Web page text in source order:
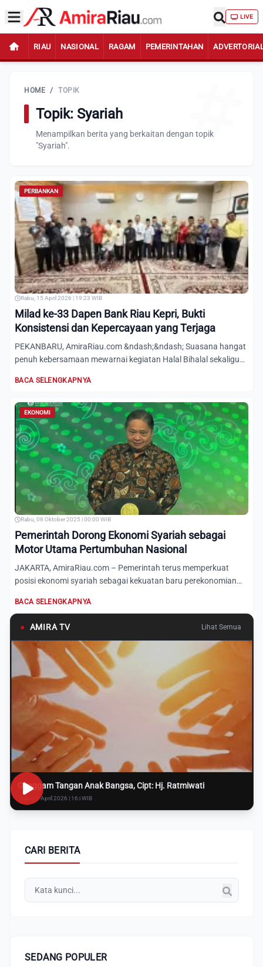
LIVE
RIAU NASIONAL RAGAM PEMERINTAHAN
HOME / TOPIK
Topik: Syariah
Menampilkan berita yang berkaitan dengan topik
"Syariah".
PERBANKAN
Rabu, 15 April 2026 | 19:23 WIB
Milad ke-33 Dapen Bank Riau Kepri, Bukti
Konsistensi dan Kepercayaan yang Terjaga
PEKANBARU, AmiraRiau.com &ndash;&ndash; Suasana hangat
penuh kebersamaan mewarnai kegiatan Halal Bihalal sekaligus
BACA SELENGKAPNYA
EKONOMI
Rabu, 08 Oktober 2025 | 00:00 WIB
Pemerintah Dorong Ekonomi Syariah sebagai
Motor Utama Pertumbuhan Nasional
JAKARTA, AmiraRiau.com – Pemerintah terus memperkuat
posisi ekonomi syariah sebagai kekuatan baru perekonomian
BACA SELENGKAPNYA
● AMIRA TV Lihat Semua
Genggam Tangan Anak Bangsa, Cipt: Hj. Ratmiwati
Rabu, 8 April 2026 | 16:i WIB
CARI BERITA
SEDANG POPULER